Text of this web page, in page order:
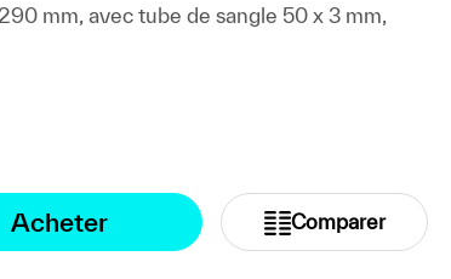
mm, avec tube de sangle 50 x 3 mm,
Acheter Comparer